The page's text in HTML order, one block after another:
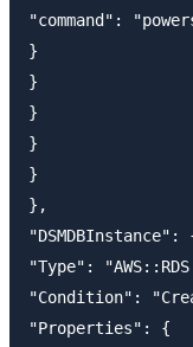
"command":
}
}
}
}
}
},
"DSMDBInstance":
"Type":
"Condition":
"Properties": {